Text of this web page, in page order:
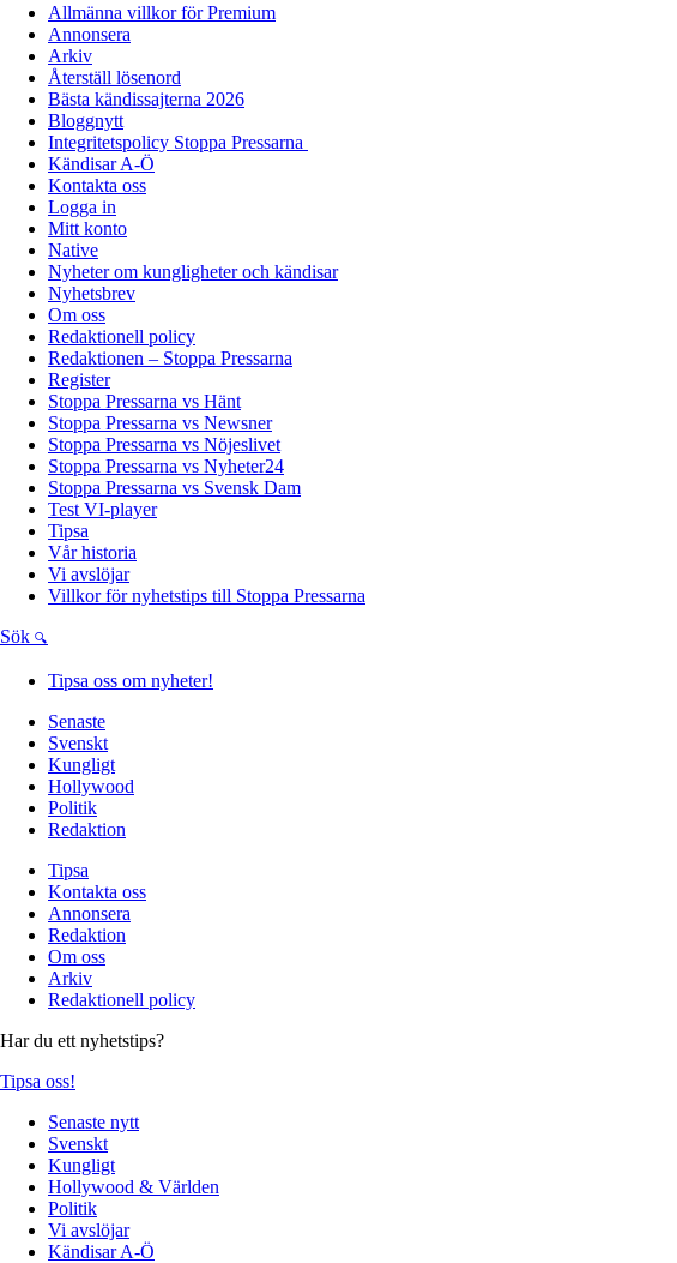
Allmänna villkor för Premium
Annonsera
Arkiv
Återställ lösenord
Bästa kändissajterna 2026
Bloggnytt
Integritetspolicy Stoppa Pressarna
Kändisar A-Ö
Kontakta oss
Logga in
Mitt konto
Native
Nyheter om kungligheter och kändisar
Nyhetsbrev
Om oss
Redaktionell policy
Redaktionen – Stoppa Pressarna
Register
Stoppa Pressarna vs Hänt
Stoppa Pressarna vs Newsner
Stoppa Pressarna vs Nöjeslivet
Stoppa Pressarna vs Nyheter24
Stoppa Pressarna vs Svensk Dam
Test VI-player
Tipsa
Vår historia
Vi avslöjar
Villkor för nyhetstips till Stoppa Pressarna
Sök
Tipsa oss om nyheter!
Senaste
Svenskt
Kungligt
Hollywood
Politik
Redaktion
Tipsa
Kontakta oss
Annonsera
Redaktion
Om oss
Arkiv
Redaktionell policy
Har du ett nyhetstips?
Tipsa oss!
Senaste nytt
Svenskt
Kungligt
Hollywood & Världen
Politik
Vi avslöjar
Kändisar A-Ö